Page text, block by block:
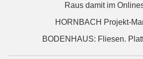
Raus damit im
HORNBACH Projekt-
BODENHAUS: Fliesen.